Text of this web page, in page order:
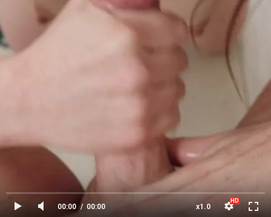
00:00 x1.0
00:00